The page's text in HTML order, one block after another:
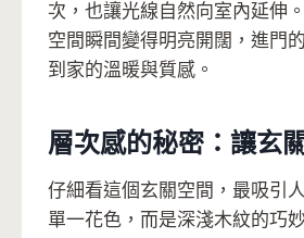
次，也讓光線自然向室內延伸
空間瞬間變得明亮開闊，進門
到家的溫暖與質感。
層次感的秘密：讓玄
仔細看這個玄關空間，最吸引
單一花色，而是深淺木紋的巧